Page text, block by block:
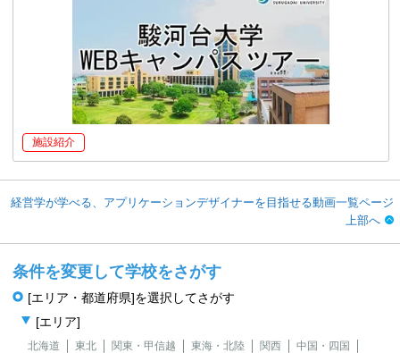
施設紹介
経営学が学べる、アプリケーションデザイナーを目指せる動画一覧ページ
上部へ
条件を変更して学校をさがす
[エリア・都道府県]を選択してさがす
[エリア]
北海道 東北 関東・甲信越 東海・北陸 関西
中国・四国